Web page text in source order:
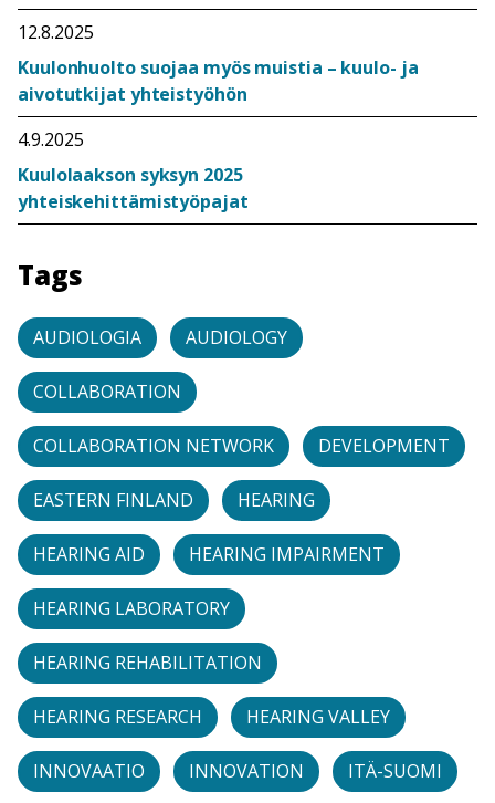
12.8.2025
Kuulonhuolto suojaa myös muistia – kuulo- ja
aivotutkijat yhteistyöhön
4.9.2025
Kuulolaakson syksyn 2025
yhteiskehittämistyöpajat
Tags
AUDIOLOGIA AUDIOLOGY
COLLABORATION
COLLABORATION NETWORK DEVELOPMENT
EASTERN FINLAND HEARING
HEARING AID HEARING IMPAIRMENT
HEARING LABORATORY
HEARING REHABILITATION
HEARING RESEARCH HEARING VALLEY
INNOVAATIO INNOVATION ITÄ-SUOMI